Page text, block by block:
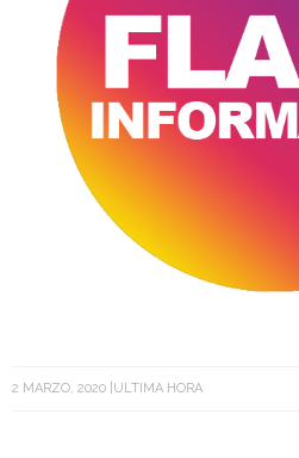
2 MARZO, 2020 ULTIMA HORA